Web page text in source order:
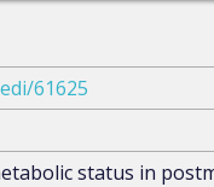
61625
status in